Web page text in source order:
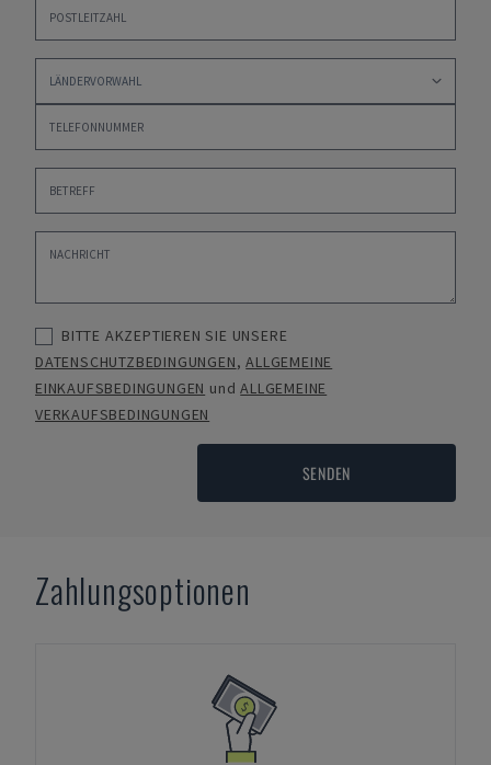
BITTE AKZEPTIEREN SIE UNSERE
DATENSCHUTZBEDINGUNGEN,ALLGEMEINE
EINKAUFSBEDINGUNGEN undALLGEMEINE
VERKAUFSBEDINGUNGEN
SENDEN
Zahlungsoptionen